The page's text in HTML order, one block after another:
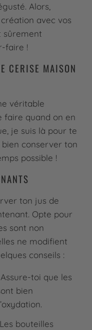
Alors,
avec vos
sûrement
faire !
CERISE MAISON
véritable
faire quand on en
je suis là pour te
conserver ton
possible !
ton jus de
Opte pour
sont non
ne modifient
conseils :
Assure-toi que les
bien
Les bouteilles